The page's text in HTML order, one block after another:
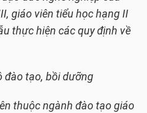
giáo viên tiểu học hạng II
thực hiện các quy định về
đào tạo, bồi dưỡng
thuộc ngành đào tạo giáo